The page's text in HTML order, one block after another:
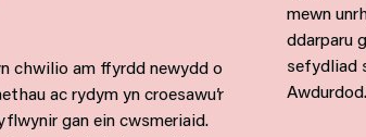
chwilio am ffyrdd newydd o
ac rydym yn croesawu’r
gan ein cwsmeriaid.
mewn
ddarparu
sefydliad
Awdurdod.